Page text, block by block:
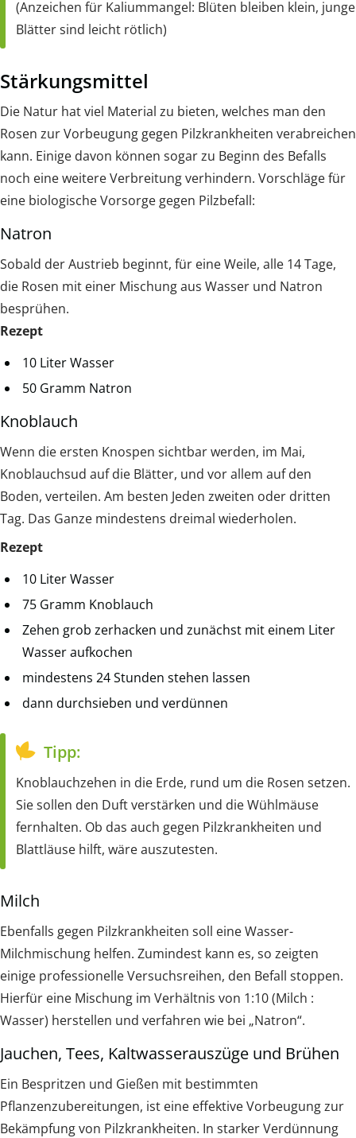
(Anzeichen für Kaliummangel: Blüten bleiben klein, junge
Blätter sind leicht rötlich)
Stärkungsmittel
Die Natur hat viel Material zu bieten, welches man den
Rosen zur Vorbeugung gegen Pilzkrankheiten verabreichen
kann. Einige davon können sogar zu Beginn des Befalls
noch eine weitere Verbreitung verhindern. Vorschläge für
eine biologische Vorsorge gegen Pilzbefall:
Natron
Sobald der Austrieb beginnt, für eine Weile, alle 14 Tage,
die Rosen mit einer Mischung aus Wasser und Natron
besprühen.
Rezept
10 Liter Wasser
50 Gramm Natron
Knoblauch
Wenn die ersten Knospen sichtbar werden, im Mai,
Knoblauchsud auf die Blätter, und vor allem auf den
Boden, verteilen. Am besten Jeden zweiten oder dritten
Tag. Das Ganze mindestens dreimal wiederholen.
Rezept
10 Liter Wasser
75 Gramm Knoblauch
Zehen grob zerhacken und zunächst mit einem Liter
Wasser aufkochen
mindestens 24 Stunden stehen lassen
dann durchsieben und verdünnen
Tipp:
Knoblauchzehen in die Erde, rund um die Rosen setzen.
Sie sollen den Duft verstärken und die Wühlmäuse
fernhalten. Ob das auch gegen Pilzkrankheiten und
Blattläuse hilft, wäre auszutesten.
Milch
Ebenfalls gegen Pilzkrankheiten soll eine Wasser-
Milchmischung helfen. Zumindest kann es, so zeigten
einige professionelle Versuchsreihen, den Befall stoppen.
Hierfür eine Mischung im Verhältnis von 1:10 (Milch :
Wasser) herstellen und verfahren wie bei „Natron“.
Jauchen, Tees, Kaltwasserauszüge und Brühen
Ein Bespritzen und Gießen mit bestimmten
Pflanzenzubereitungen, ist eine effektive Vorbeugung zur
Bekämpfung von Pilzkrankheiten. In starker Verdünnung